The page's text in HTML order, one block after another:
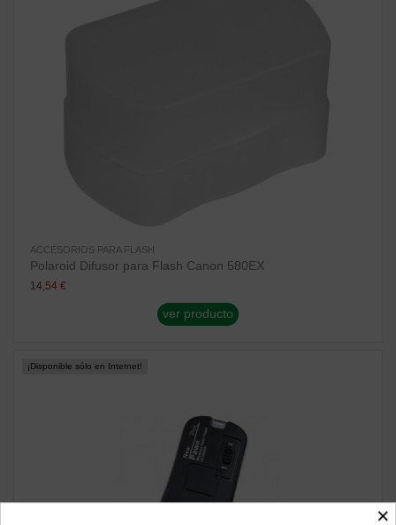
ACCESORIOS PARA FLASH
Polaroid Difusor para Flash Canon 580EX
14,54 €
ver producto
¡Disponible sólo en Internet!
×